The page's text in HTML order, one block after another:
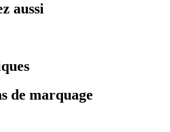
aussi
de marquage